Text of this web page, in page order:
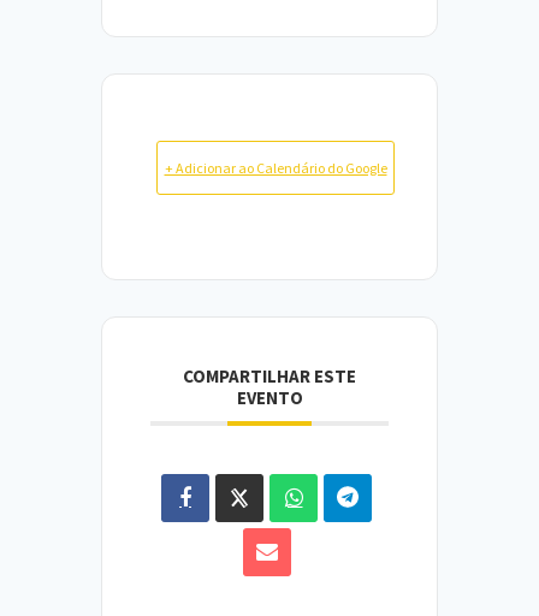
+ Adicionar ao Calendário do Google
COMPARTILHAR ESTE
EVENTO